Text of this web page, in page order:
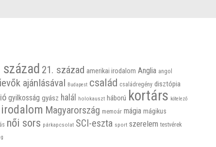
21. század amerikai irodalom Anglia angol
ajánlásával Budapest család családregény disztópia
gyilkosság gyász halál holokauszt háború kortárs kötelező
Magyarország memoár mágia mágikus
női sors párkapcsolat SCI-eszta sport szerelem testvérek